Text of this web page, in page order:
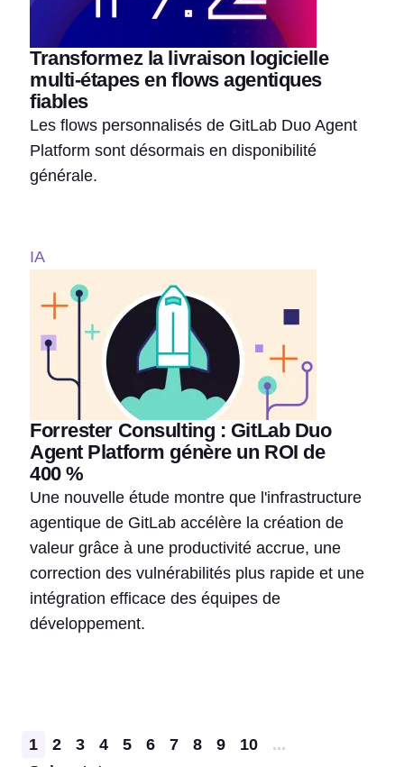
Transformez la livraison logicielle
multi-étapes en flows agentiques
fiables
Les flows personnalisés de GitLab Duo Agent
Platform sont désormais en disponibilité
générale.
IA
Forrester Consulting : GitLab Duo
Agent Platform génère un ROI de
400 %
Une nouvelle étude montre que l'infrastructure
agentique de GitLab accélère la création de
valeur grâce à une productivité accrue, une
correction des vulnérabilités plus rapide et une
intégration efficace des équipes de
développement.
Pagination
1 2 3 4 5 6 7 8 9 10
...